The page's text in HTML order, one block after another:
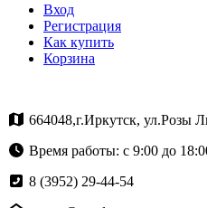
Вход
Регистрация
Как купить
Корзина
664048,г.Иркутск, ул.Розы
Время работы: с 9:00 до
8 (3952) 29-44-54